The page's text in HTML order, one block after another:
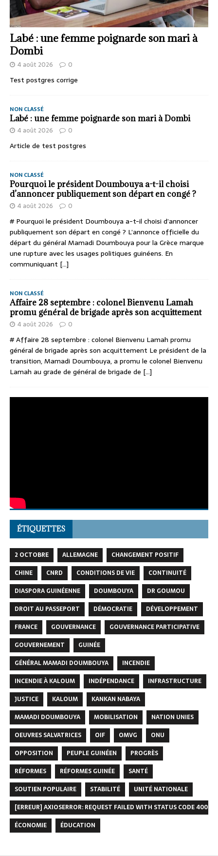
Labé : une femme poignarde son mari à
Dombi
4 août 2026 0
Test postgres corrige
NON CLASSÉ
Labé : une femme poignarde son mari à Dombi
4 août 2026 0
Article de test postgres
NON CLASSÉ
Pourquoi le président Doumbouya a-t-il choisi
d’annoncer publiquement son départ en congé ?
4 août 2026 0
# Pourquoi le président Doumbouya a-t-il choisi d’annoncer
publiquement son départ en congé ? L’annonce officielle du
départ du général Mamadi Doumbouya pour la Grèce marque
une rupture avec les usages politiques guinéens. En
communiquant [...]
NON CLASSÉ
Affaire 28 septembre : colonel Bienvenu Lamah
promu général de brigade après son acquittement
4 août 2026 0
# Affaire 28 septembre : colonel Bienvenu Lamah promu
général de brigade après son acquittement Le président de la
transition, Mamadi Doumbouya, a promu le colonel Bienvenu
Lamah au grade de général de brigade de [...]
ÉTIQUETTES
2 OCTOBRE ALLEMAGNE
CHANGEMENT POSITIF
CHINE
CNRD CONDITIONS DE VIE
CONTINUITÉ
DIASPORA GUINÉENNE
DOUMBOUYA
DR GOUMOU
DROIT AU PASSEPORT
DÉMOCRATIE
DÉVELOPPEMENT
FRANCE
GOUVERNANCE
GOUVERNANCE PARTICIPATIVE
GOUVERNEMENT
GUINÉE
GÉNÉRAL MAMADI DOUMBOUYA
INCENDIE
INCENDIE À KALOUM
INDÉPENDANCE
INFRASTRUCTURE
JUSTICE
KALOUM
KANKAN NABAYA
MAMADI DOUMBOUYA
MOBILISATION
NATION UNIES
OEUVRES SALVATRICES
OIF OMVG
ONU
OPPOSITION
PEUPLE GUINÉEN
PROGRÈS
RÉFORMES
RÉFORMES GUINÉE
SANTÉ
SOUTIEN POPULAIRE
STABILITÉ
UNITÉ NATIONALE
[ERREUR] AXIOSERROR: REQUEST FAILED WITH STATUS CODE 400
ÉCONOMIE
ÉDUCATION